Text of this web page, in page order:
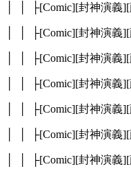
│ │ ├[Comic][封神演義
│ │ ├[Comic][封神演義
│ │ ├[Comic][封神演義][
│ │ ├[Comic][封神演義
│ │ ├[Comic][封神演義
│ │ ├[Comic][封神演義
│ │ ├[Comic][封神演義